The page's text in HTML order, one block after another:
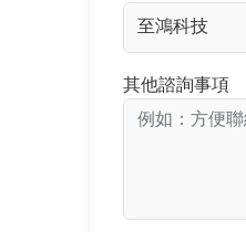
其他諮詢事項